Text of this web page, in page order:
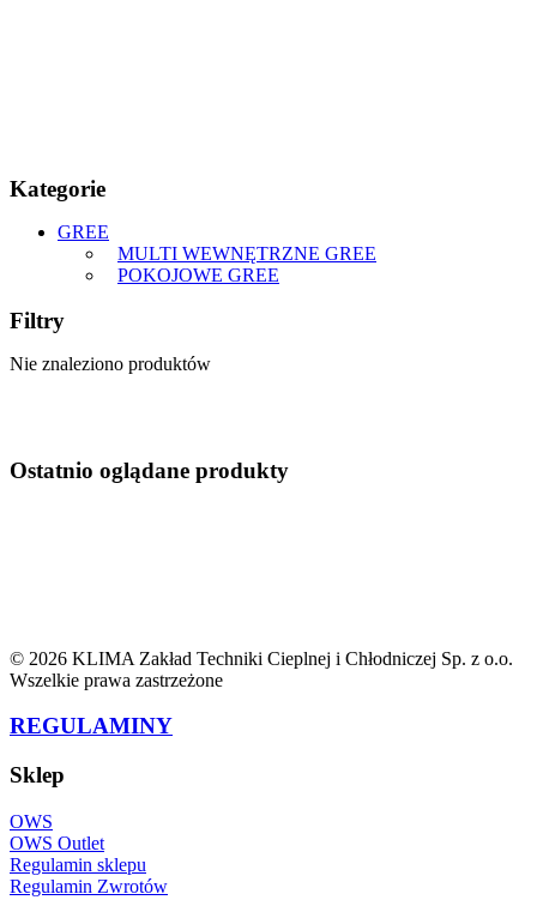
Nie znaleziono produktów
Kategorie
GREE
MULTI WEWNĘTRZNE GREE
POKOJOWE GREE
Filtry
Ostatnio oglądane produkty
© 2026 KLIMA Zakład Techniki Cieplnej i Chłodniczej Sp. z o.o.
Wszelkie prawa zastrzeżone
REGULAMINY
Sklep
OWS
OWS Outlet
Regulamin sklepu
Regulamin Zwrotów